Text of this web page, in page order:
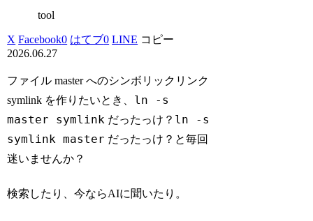
tool
X Facebook0 はてブ0 LINE コピー
2026.06.27
ファイル master へのシンボリックリンク
symlink を作りたいとき、 ln -s
master symlink だったっけ？ ln -s
symlink master だったっけ？と毎回
迷いませんか？
検索したり、今ならAIに聞いたり。